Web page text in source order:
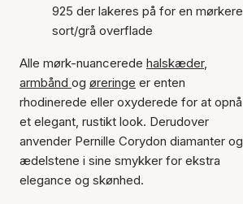
925 der lakeres på for en mørkere
sort/grå overflade
Alle mørk-nuancerede halskæder,
armbånd og øreringe er enten
rhodinerede eller oxyderede for at opnå
et elegant, rustikt look. Derudover
anvender Pernille Corydon diamanter og
ædelstene i sine smykker for ekstra
elegance og skønhed.